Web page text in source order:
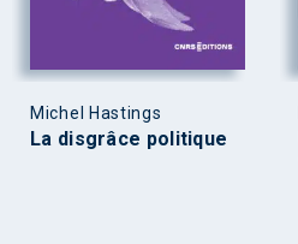
Michel Hastings
La disgrâce politique